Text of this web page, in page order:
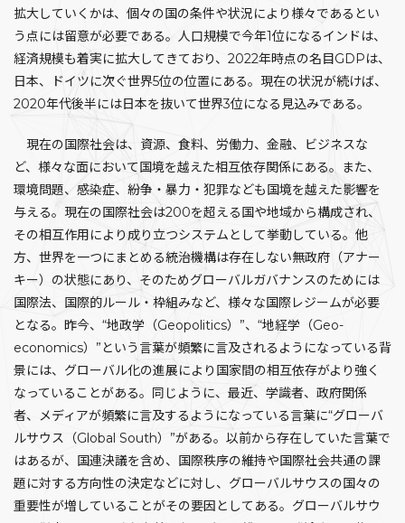
拡大していくかは、個々の国の条件や状況により様々であるとい
う点には留意が必要である。人口規模で今年1位になるインドは、
経済規模も着実に拡大してきており、2022年時点の名目GDPは、
日本、ドイツに次ぐ世界5位の位置にある。現在の状況が続けば、
2020年代後半には日本を抜いて世界3位になる見込みである。
現在の国際社会は、資源、食料、労働力、金融、ビジネスな
ど、様々な面において国境を越えた相互依存関係にある。また、
環境問題、感染症、紛争・暴力・犯罪なども国境を越えた影響を
与える。現在の国際社会は200を超える国や地域から構成され、
その相互作用により成り立つシステムとして挙動している。他
方、世界を一つにまとめる統治機構は存在しない無政府（アナー
キー）の状態にあり、そのためグローバルガバナンスのためには
国際法、国際的ルール・枠組みなど、様々な国際レジームが必要
となる。昨今、“地政学（Geopolitics）”、“地経学（Geo-
economics）”という言葉が頻繁に言及されるようになっている背
景には、グローバル化の進展により国家間の相互依存がより強く
なっていることがある。同じように、最近、学識者、政府関係
者、メディアが頻繁に言及するようになっている言葉に“グローバ
ルサウス（Global South）”がある。以前から存在していた言葉で
はあるが、国連決議を含め、国際秩序の維持や国際社会共通の課
題に対する方向性の決定などに対し、グローバルサウスの国々の
重要性が増していることがその要因としてある。グローバルサウ